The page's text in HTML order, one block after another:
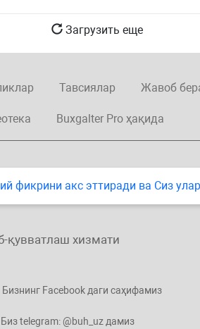
Загрузить еще
Тавсиялар Жавоб
Buxgalter Pro ҳақида
фикрини акс эттиради ва Сиз
қувватлаш хизмати
Бизнинг Facebook даги саҳифамиз
Биз telegram: @buh_uz дамиз